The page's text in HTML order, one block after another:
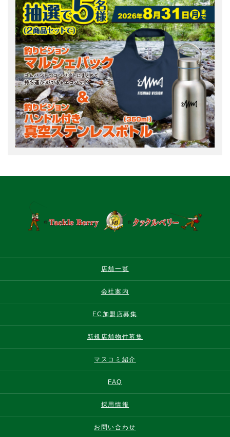
店舗一覧
会社案内
FC加盟店募集
新規店舗物件募集
マスコミ紹介
FAQ
採用情報
お問い合わせ